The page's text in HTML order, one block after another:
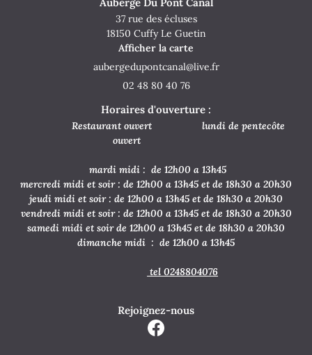
Rejoignez-
Agrandir la photo
37 rue des écluses
18150 Cuffy Le Guetin
Afficher la carte
02 48 80 40 76
Horaires d'ouverture :
Restaurant ouvert lundi de pentecôte
ouvert
mardi midi : de 12h00 a 13h45
mercredi midi et soir : de 12h00 a 13h45 et de 18h30 a 20h30
jeudi midi et soir : de 12h00 a 13h45 et de 18h30 a 20h30
vendredi midi et soir : de 12h00 a 13h45 et de 18h30 a 20h30
samedi midi et soir de 12h00 a 13h45 et de 18h30 a 20h30
dimanche midi : de 12h00 a 13h45
tel 0248804076
Rejoignez-nous